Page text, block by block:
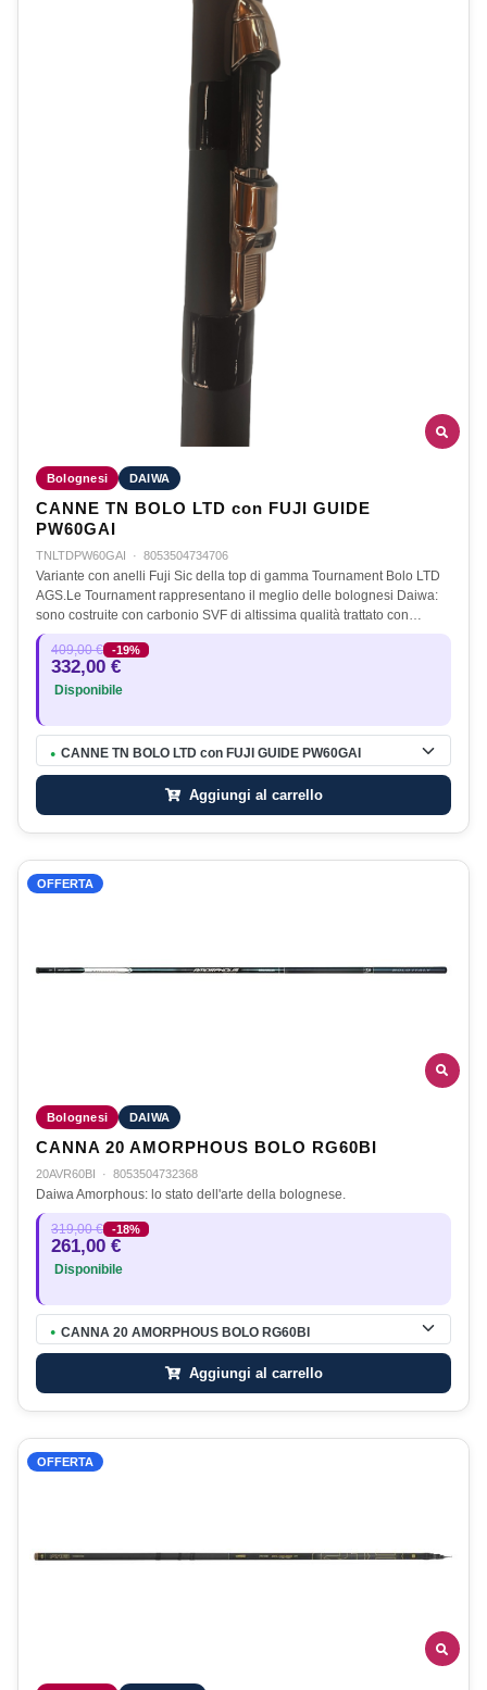
Bolognesi DAIWA
CANNE TN BOLO LTD con FUJI GUIDE
PW60GAI
TNLTDPW60GAI · 8053504734706
Variante con anelli Fuji Sic della top di gamma Tournament Bolo LTD
AGS.Le Tournament rappresentano il meglio delle bolognesi Daiwa:
sono costruite con carbonio SVF di altissima qualità trattato con…
409,00 € -19%
332,00 €
Disponibile
● CANNE TN BOLO LTD con FUJI GUIDE PW60GAI
Aggiungi al carrello
OFFERTA
Bolognesi DAIWA
CANNA 20 AMORPHOUS BOLO RG60BI
20AVR60BI · 8053504732368
Daiwa Amorphous: lo stato dell'arte della bolognese.
319,00 € -18%
261,00 €
Disponibile
● CANNA 20 AMORPHOUS BOLO RG60BI
Aggiungi al carrello
OFFERTA